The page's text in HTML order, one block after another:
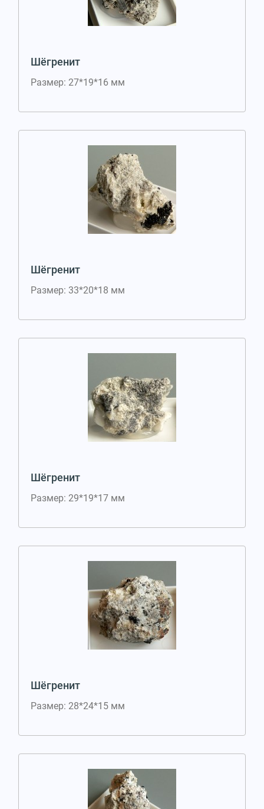
Шёгренит
Размер: 27*19*16 мм
Шёгренит
Размер: 33*20*18 мм
Шёгренит
Размер: 29*19*17 мм
Шёгренит
Размер: 28*24*15 мм